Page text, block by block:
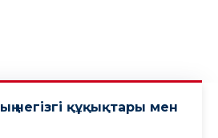
негізгі құқықтары мен